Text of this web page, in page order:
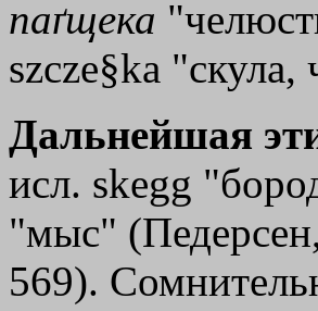
паґщека
szcze§ka "скула,
Дальнейшая
исл. skegg
"мыс"
569).